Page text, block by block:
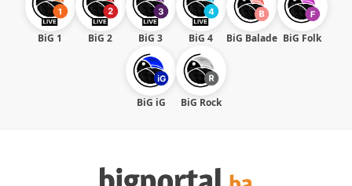
BiG 1 BiG 2 BiG 3 BiG 4 BiG Balade BiG Folk
BiG iG BiG Rock